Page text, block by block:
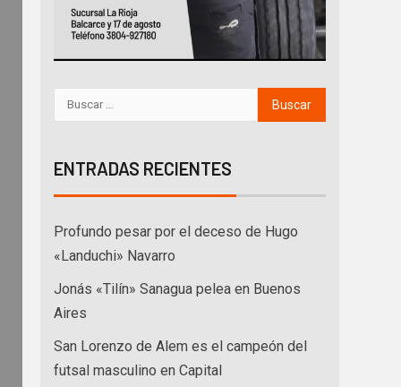
ENTRADAS RECIENTES
Profundo pesar por el deceso de Hugo
«Landuchi» Navarro
Jonás «Tilín» Sanagua pelea en Buenos
Aires
San Lorenzo de Alem es el campeón del
futsal masculino en Capital